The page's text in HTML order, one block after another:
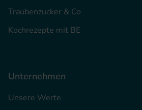
Traubenzucker & Co
Kochrezepte mit BE
Unternehmen
Unsere Werte